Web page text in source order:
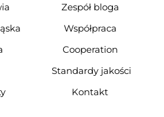
Zespół bloga
Współpraca
Cooperation
Standardy jakości
Kontakt